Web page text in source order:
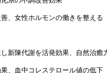
女性ホルモンの働きを整える
新陳代謝を活発効果 自然治癒
血中コレステロール値の低下